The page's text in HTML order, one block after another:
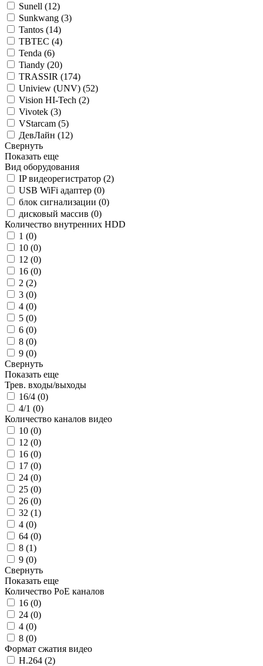
Sunell (12)
Sunkwang (3)
Tantos (14)
TBTEC (4)
Tenda (6)
Tiandy (20)
TRASSIR (174)
Uniview (UNV) (52)
Vision HI-Tech (2)
Vivotek (3)
VStarcam (5)
ДевЛайн (12)
Свернуть
Показать еще
Вид оборудования
IP видеорегистратор (2)
USB WiFi адаптер (0)
блок сигнализации (0)
дисковый массив (0)
Количество внутренних HDD
1 (0)
10 (0)
12 (0)
16 (0)
2 (2)
3 (0)
4 (0)
5 (0)
6 (0)
8 (0)
9 (0)
Свернуть
Показать еще
Трев. входы/выходы
16/4 (0)
4/1 (0)
Количество каналов видео
10 (0)
12 (0)
16 (0)
17 (0)
24 (0)
25 (0)
26 (0)
32 (1)
4 (0)
64 (0)
8 (1)
9 (0)
Свернуть
Показать еще
Количество PoE каналов
16 (0)
24 (0)
4 (0)
8 (0)
Формат сжатия видео
H.264 (2)